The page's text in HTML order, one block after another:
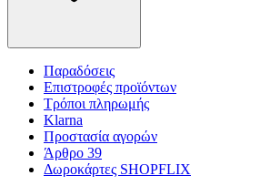
Παραδόσεις
Επιστροφές προϊόντων
Τρόποι πληρωμής
Klarna
Προστασία αγορών
Άρθρο 39
Δωροκάρτες SHOPFLIX